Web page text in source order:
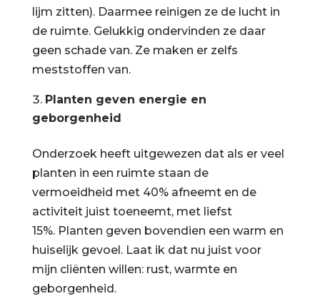
lijm zitten). Daarmee reinigen ze de lucht in
de ruimte. Gelukkig ondervinden ze daar
geen schade van. Ze maken er zelfs
meststoffen van.
Planten geven energie en
geborgenheid
Onderzoek heeft uitgewezen dat als er veel
planten in een ruimte staan de
vermoeidheid met 40% afneemt en de
activiteit juist toeneemt, met liefst
15%. Planten geven bovendien een warm en
huiselijk gevoel. Laat ik dat nu juist voor
mijn cliënten willen: rust, warmte en
geborgenheid.